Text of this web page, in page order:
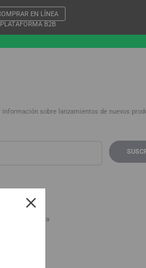
EN LÍNEA
PLATAFORMA B2B
sobre lanzamientos de nuevos
a